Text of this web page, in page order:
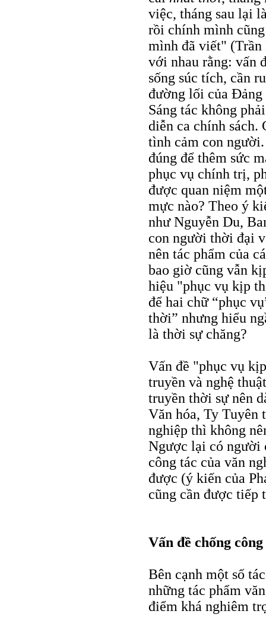
việc, tháng sau lại
rồi chính mình
mình đã viết" (Trần
với nhau rằng: vấn
sống súc tích, cần
đường lối của Đảng
Sáng tác không
diễn ca chính sách.
tình cảm con
đúng để thêm sức
phục vụ chính trị,
được quan niệm
mực nào? Theo ý
như Nguyễn Du,
con người thời đại
nên tác phẩm của
bao giờ cũng vẫn
hiệu "phục vụ kịp
để hai chữ “phục
thời” nhưng hiểu
là thời sự chăng?
Vấn đề "phục vụ
truyền và nghệ
truyền thời sự nên
Văn hóa, Ty Tuyên
nghiệp thì không
Ngược lại có người
công tác của văn
được (ý kiến của
cũng cần được tiếp
Vấn đề chống
Bên cạnh một số
những tác phẩm
điểm khá nghiêm